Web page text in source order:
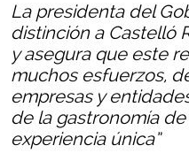
La presidenta del
distinción a Castelló
y asegura que este
muchos esfuerzos,
empresas y
de la gastronomía
experiencia única”